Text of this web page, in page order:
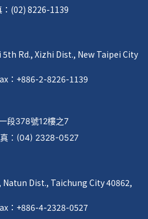
(02) 8226-1139
5th Rd., Xizhi Dist., New Taipei City
：+886-2-8226-1139
段378號12樓之7
： (04) 2328-0527
Natun Dist., Taichung City 40862,
：+886-4-2328-0527